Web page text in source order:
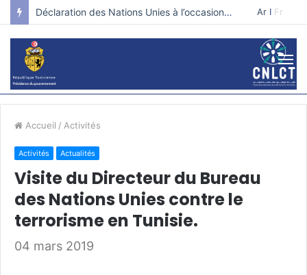
Déclaration des Nations Unies à l’occasion de la journée internationale pour la prévention de l’extrémisme violent qui conduit au terrorisme. Ar I Fr
Accueil / Activités
Activités Actualités
Visite du Directeur du Bureau
des Nations Unies contre le
terrorisme en Tunisie.
04 mars 2019